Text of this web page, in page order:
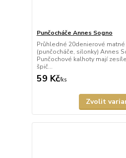
Punčocháče Annes Sogno
Průhledné 20denierové
(punčocháče, silonky) Annes
Punčochové kalhoty mají
špič...
59 Kč/ks
Zvolit